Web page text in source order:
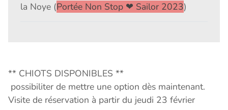
la Noye (Portée Non Stop ❤ Sailor 2023)
** CHIOTS DISPONIBLES **
possibiliter de mettre une option dès maintenant.
Visite de réservation à partir du jeudi 23 février